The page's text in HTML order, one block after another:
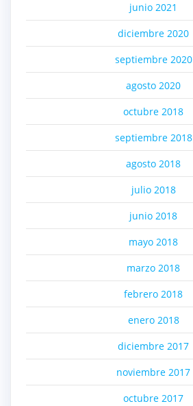
junio 2021
diciembre 2020
septiembre 2020
agosto 2020
octubre 2018
septiembre 2018
agosto 2018
julio 2018
junio 2018
mayo 2018
marzo 2018
febrero 2018
enero 2018
diciembre 2017
noviembre 2017
octubre 2017